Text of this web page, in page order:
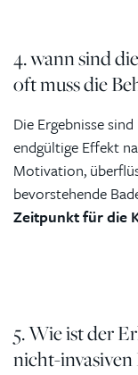
4. wann sind
oft muss die
Die Ergebnisse
endgültige Effekt
Motivation,
bevorstehende
Zeitpunkt für die
5. Wie ist der
nicht-invasiven